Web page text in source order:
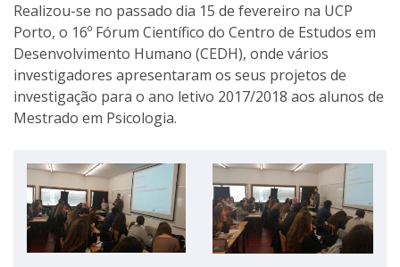
Realizou-se no passado dia 15 de fevereiro na UCP
Porto, o 16º Fórum Científico do Centro de Estudos em
Desenvolvimento Humano (CEDH), onde vários
investigadores apresentaram os seus projetos de
investigação para o ano letivo 2017/2018 aos alunos de
Mestrado em Psicologia.